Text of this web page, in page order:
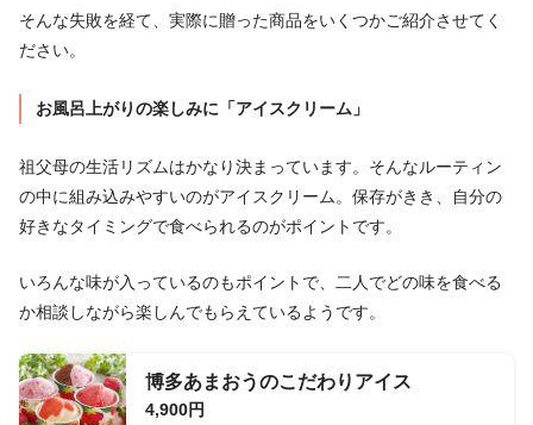
そんな失敗を経て、実際に贈った商品をいくつかご紹介させてく
ださい。
お風呂上がりの楽しみに「アイスクリーム」
祖父母の生活リズムはかなり決まっています。そんなルーティン
の中に組み込みやすいのがアイスクリーム。保存がきき、自分の
好きなタイミングで食べられるのがポイントです。
いろんな味が入っているのもポイントで、二人でどの味を食べる
か相談しながら楽しんでもらえているようです。
博多あまおうのこだわりアイス
4,900円